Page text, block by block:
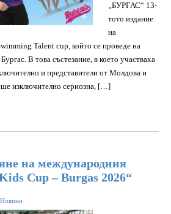
„БУРГАС“ 13-
тото издание
на
Talent cup, който се проведе на
В това състезание, в което участваха
и представители от Молдова и
изключително сериозна, […]
на международния
Cup – Burgas 2026“
Новини